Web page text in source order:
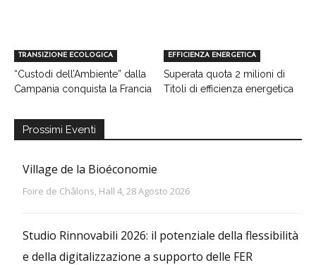
TRANSIZIONE ECOLOGICA
“Custodi dell’Ambiente” dalla
Campania conquista la Francia
EFFICIENZA ENERGETICA
Superata quota 2 milioni di
Titoli di efficienza energetica
Prossimi Eventi
Village de la Bioéconomie
Foire de Châlons, Hall 4, 28 Agosto 2026
Studio Rinnovabili 2026: il potenziale della flessibilità
e della digitalizzazione a supporto delle FER